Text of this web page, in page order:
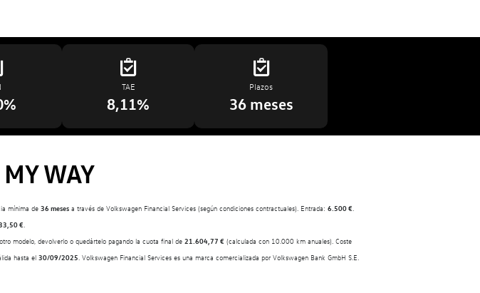
TAE
8,11%
Plazos
36 meses
WAY
mínima de 36 meses a través de Volkswagen Financial Services (según condiciones contractuales). Entrada: 6.500 €.
€.
modelo, devolverlo o quedártelo pagando la cuota final de 21.604,77 € (calculada con 10.000 km anuales). Coste
hasta el 30/09/2025. Volkswagen Financial Services es una marca comercializada por Volkswagen Bank GmbH S.E.